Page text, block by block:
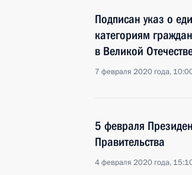
Подписан указ о
категориям
в Великой
7 февраля 2020 года,
5 февраля
Правительства
4 февраля 2020 года,